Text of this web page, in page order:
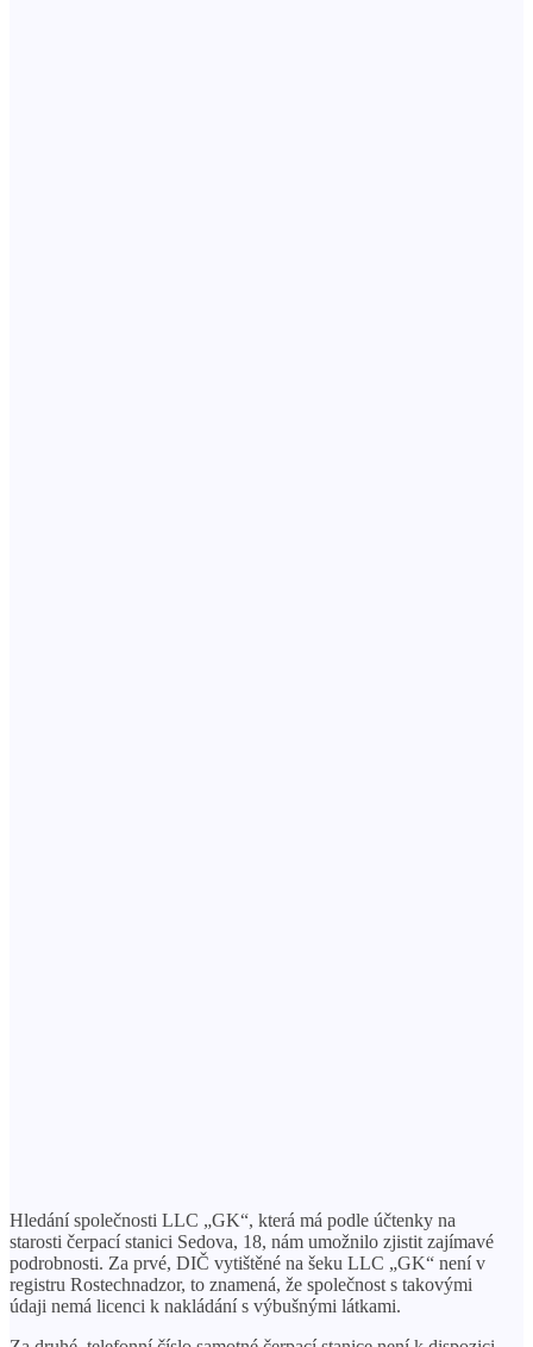
Hledání společnosti LLC „GK“, která má podle účtenky na
starosti čerpací stanici Sedova, 18, nám umožnilo zjistit zajímavé
podrobnosti. Za prvé, DIČ vytištěné na šeku LLC „GK“ není v
registru Rostechnadzor, to znamená, že společnost s takovými
údaji nemá licenci k nakládání s výbušnými látkami.